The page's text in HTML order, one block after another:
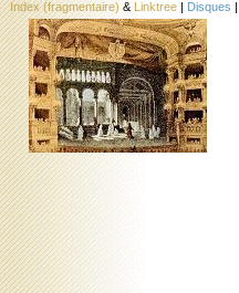
Index (fragmentaire) & Linktree | Disques |